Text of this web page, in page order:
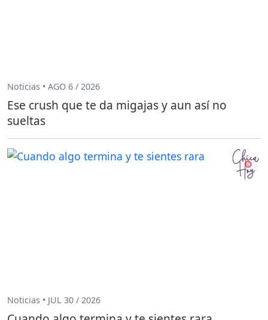
Noticias • AGO 6 / 2026
Ese crush que te da migajas y aun así no
sueltas
Noticias • JUL 30 / 2026